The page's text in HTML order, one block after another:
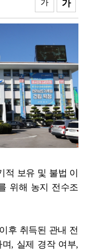
현장 점검
가
가
적 보유 및 불법 이
위해 농지 전수조
후 취득된 관내 전
, 실제 경작 여부,